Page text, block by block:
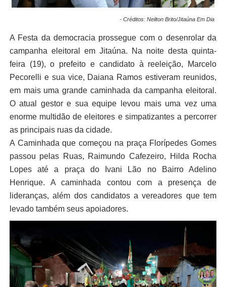
- Créditos: Neilton Brito/Jitaúna Em Dia
A Festa da democracia prossegue com o desenrolar da
campanha eleitoral em Jitaúna. Na noite desta quinta-
feira (19), o prefeito e candidato à reeleição, Marcelo
Pecorelli e sua vice, Daiana Ramos estiveram reunidos,
em mais uma grande caminhada da campanha eleitoral.
O atual gestor e sua equipe levou mais uma vez uma
enorme multidão de eleitores e simpatizantes a percorrer
as principais ruas da cidade.
A Caminhada que começou na praça Florípedes Gomes
passou pelas Ruas, Raimundo Cafezeiro, Hilda Rocha
Lopes até a praça do Ivani Lão no Bairro Adelino
Henrique. A caminhada contou com a presença de
lideranças, além dos candidatos a vereadores que tem
levado também seus apoiadores.